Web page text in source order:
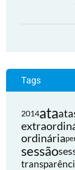
Tags
2014ata
ordinária
sessão